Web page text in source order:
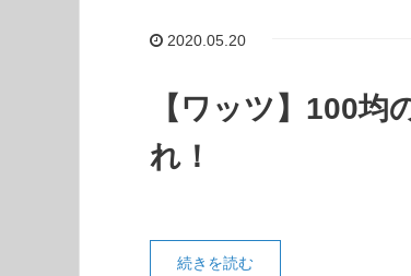
2020.05.20
【ワッツ】100
れ！
続きを読む